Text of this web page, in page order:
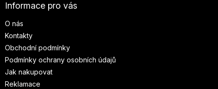
Informace pro vás
O nás
Kontakty
Obchodní podmínky
Podmínky ochrany osobních údajů
Jak nakupovat
Reklamace